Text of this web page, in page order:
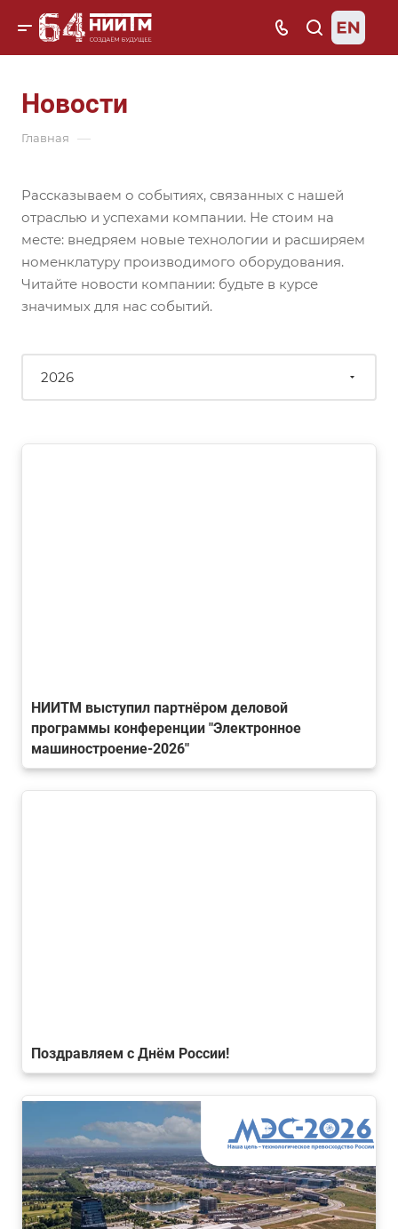
Новости
Главная —
Рассказываем о событиях, связанных с нашей
отраслью и успехами компании. Не стоим на
месте: внедряем новые технологии и расширяем
номенклатуру производимого оборудования.
Читайте новости компании: будьте в курсе
значимых для нас событий.
2026
НИИТМ выступил партнёром деловой
программы конференции "Электронное
машиностроение-2026"
Поздравляем с Днём России!